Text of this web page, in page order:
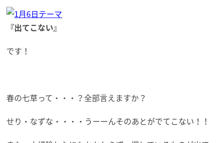
『出てこない』
です！
春の七草って・・・？全部言えますか？
せり・なずな・・・・うーーんそのあとがでてこない！！